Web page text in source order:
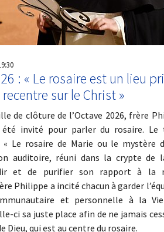
: « Le rosaire est un lieu
sur le Christ »
de clôture de l’Octave 2026, frère
invité pour parler du rosaire. Le
« Le rosaire de Marie ou le mystère
auditoire, réuni dans la crypte de
et de purifier son rapport à la
Philippe a incité chacun à garder
et personnelle à la
ci sa juste place afin de ne jamais
Dieu, qui est au centre du rosaire.